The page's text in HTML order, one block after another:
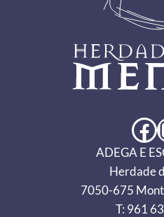
Facebook
ADEGA E
Herdade
7050-675
T: 961